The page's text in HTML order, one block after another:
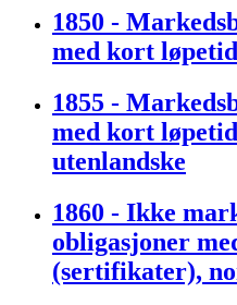
1850 -
med kort
1855 -
med kort
utenlandske
1860 - Ikke
obligasjoner
(sertifikater),